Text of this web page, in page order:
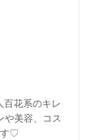
花系のキレ
や美容、コス
す♡